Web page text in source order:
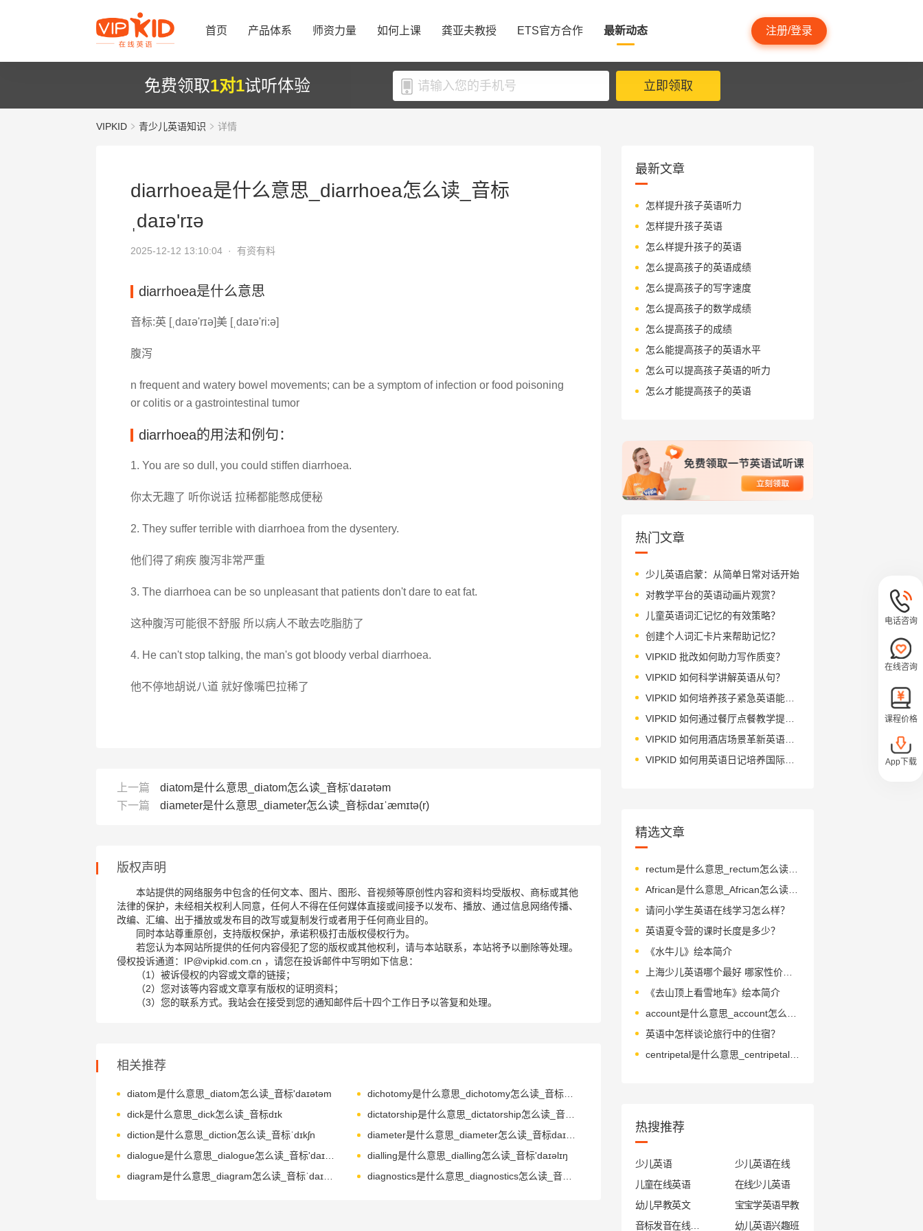
首页 产品体系 师资力量 如何上课 龚亚夫教授 ETS官方合作 最新动态 注册/登录
免费领取1对1试听体验 立即领取
VIPKID 青少儿英语知识 详情
diarrhoea是什么意思_diarrhoea怎么读_音标
ˌdaɪə'rɪə
2025-12-12 13:10:04 · 有资有料
diarrhoea是什么意思
音标:英 [ˌdaɪə'rɪə]美 [ˌdaɪə'ri:ə]
腹泻
n frequent and watery bowel movements; can be a symptom of infection or food poisoning
or colitis or a gastrointestinal tumor
diarrhoea的用法和例句：
1. You are so dull, you could stiffen diarrhoea.
你太无趣了 听你说话 拉稀都能憋成便秘
2. They suffer terrible with diarrhoea from the dysentery.
他们得了痢疾 腹泻非常严重
3. The diarrhoea can be so unpleasant that patients don't dare to eat fat.
这种腹泻可能很不舒服 所以病人不敢去吃脂肪了
4. He can't stop talking, the man's got bloody verbal diarrhoea.
他不停地胡说八道 就好像嘴巴拉稀了
上一篇
diatom是什么意思_diatom怎么读_音标'daɪətəm
下一篇
diameter是什么意思_diameter怎么读_音标daɪˈæmɪtə(r)
版权声明
本站提供的网络服务中包含的任何文本、图片、图形、音视频等原创性内容和资料均受版权、商标或其他
法律的保护，未经相关权利人同意，任何人不得在任何媒体直接或间接予以发布、播放、通过信息网络传播、
改编、汇编、出于播放或发布目的改写或复制发行或者用于任何商业目的。
同时本站尊重原创，支持版权保护，承诺积极打击版权侵权行为。
若您认为本网站所提供的任何内容侵犯了您的版权或其他权利，请与本站联系，本站将予以删除等处理。
侵权投诉通道：IP@vipkid.com.cn ，请您在投诉邮件中写明如下信息：
（1）被诉侵权的内容或文章的链接；
（2）您对该等内容或文章享有版权的证明资料；
（3）您的联系方式。我站会在接受到您的通知邮件后十四个工作日予以答复和处理。
相关推荐
diatom是什么意思_diatom怎么读_音标'daɪətəm
dichotomy是什么意思_dichotomy怎么读_音标daɪ'kɒtəmɪ
dick是什么意思_dick怎么读_音标dɪk
dictatorship是什么意思_dictatorship怎么读_音标ˌdɪkˈteɪtəʃɪp
diction是什么意思_diction怎么读_音标ˈdɪkʃn
diameter是什么意思_diameter怎么读_音标daɪˈæmɪtə(r)
dialogue是什么意思_dialogue怎么读_音标'daɪəlɒɡ
dialling是什么意思_dialling怎么读_音标'daɪəlɪŋ
diagram是什么意思_diagram怎么读_音标ˈdaɪəgræm
diagnostics是什么意思_diagnostics怎么读_音标ˌdaɪəg'nɒstɪks
最新文章
怎样提升孩子英语听力
怎样提升孩子英语
怎么样提升孩子的英语
怎么提高孩子的英语成绩
怎么提高孩子的写字速度
怎么提高孩子的数学成绩
怎么提高孩子的成绩
怎么能提高孩子的英语水平
怎么可以提高孩子英语的听力
怎么才能提高孩子的英语
热门文章
少儿英语启蒙：从简单日常对话开始
对教学平台的英语动画片观赏？
儿童英语词汇记忆的有效策略？
创建个人词汇卡片来帮助记忆？
VIPKID 批改如何助力写作质变？
VIPKID 如何科学讲解英语从句？
VIPKID 如何培养孩子紧急英语能力？
VIPKID 如何通过餐厅点餐教学提升少儿英语应用能力？
VIPKID 如何用酒店场景革新英语教学？
VIPKID 如何用英语日记培养国际化人才？
精选文章
rectum是什么意思_rectum怎么读_音标ˈrektəm
African是什么意思_African怎么读_音标ˈæfrɪkən
请问小学生英语在线学习怎么样？
英语夏令营的课时长度是多少？
《水牛儿》绘本简介
上海少儿英语哪个最好 哪家性价比更高
《去山顶上看雪地车》绘本简介
英语中怎样谈论旅行中的住宿？
centripetal是什么意思_centripetal怎么读_音标senˈtrɪpɪtl
热搜推荐
少儿英语
少儿英语在线
儿童在线英语
在线少儿英语
幼儿早教英文
宝宝学英语早教
幼儿英语兴趣班
电话咨询
在线咨询
课程价格
App下载